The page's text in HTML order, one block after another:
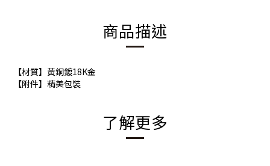
商品描述
【材質】黃銅鍍18K金
【附件】精美包裝
了解更多